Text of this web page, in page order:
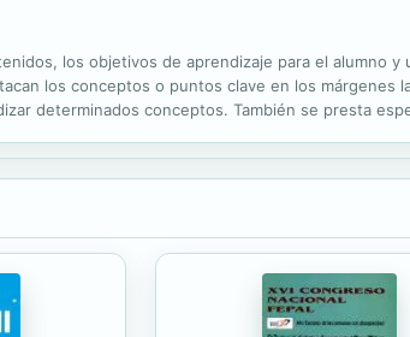
los objetivos de aprendizaje para el alumno
los conceptos o puntos clave en los márgenes
determinados conceptos. También se presta